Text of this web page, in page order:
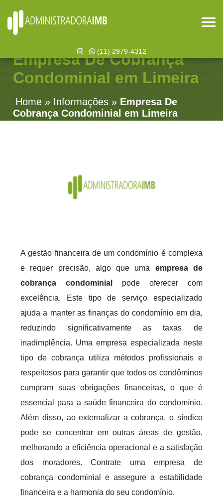
(11) 2979-4312
Empresa De Cobrança
Condominial em Limeira
Home » Informações » Empresa De
Cobrança Condominial em Limeira
A gestão financeira de um condomínio é complexa
e requer precisão, algo que uma empresa de
cobrança condominial
pode oferecer com
excelência. Este tipo de serviço especializado
ajuda a manter as finanças do condomínio em dia,
reduzindo significativamente as taxas de
inadimplência. Uma empresa especializada neste
tipo de cobrança utiliza métodos profissionais e
respeitosos para garantir que todos os condôminos
cumpram suas obrigações financeiras, o que é
essencial para a saúde financeira do condomínio.
Além disso, ao externalizar a cobrança, o síndico
pode se concentrar em outras áreas de gestão,
melhorando a eficiência operacional e a satisfação
dos moradores. Contrate uma empresa de
cobrança condominial e assegure a estabilidade
financeira e a harmonia do seu condomínio.